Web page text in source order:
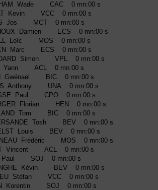
Wade CAC 0 mn:00 s
Kevin VCC 0 mn:00 s
Jos MCT 0 mn:00 s
Damien ECS 0 mn:00 s
Loïc MOS 0 mn:00 s
Marc ECS 0 mn:00 s
Simon VPL 0 mn:00 s
Yann ACL 0 mn:00 s
Gwénaël BIC 0 mn:00 s
Anthony UNA 0 mn:00 s
Paul CPO 0 mn:00 s
Florian HEN 0 mn:00 s
Tom BIC 0 mn:00 s
Tosh BEV 0 mn:00 s
Louis BEV 0 mn:00 s
Frédéric MOS 0 mn:00 s
Vincent ACL 0 mn:00 s
Paul SOJ 0 mn:00 s
Kévin BEV 0 mn:00 s
Stéfan VCC 0 mn:00 s
Korentin SOJ 0 mn:00 s